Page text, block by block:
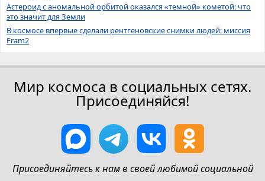
Астероид с аномальной орбитой оказался «темной» кометой: что
это значит для Земли
В космосе впервые сделали рентгеновские снимки людей: миссия
Fram2
Мир космоса в социальных сетях.
Присоединяйся!
Присоединяйтесь к нам в своей любимой социальной